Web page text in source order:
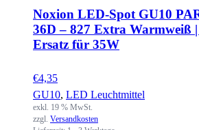
Noxion LED-Spot GU10
36D – 827 Extra Warmweiß
Ersatz für 35W
€4,35
GU10, LED Leuchtmittel
exkl. 19 % MwSt.
zzgl. Versandkosten